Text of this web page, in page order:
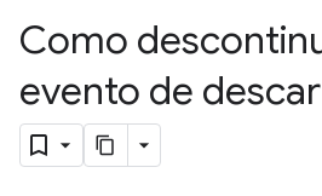
Como
evento de